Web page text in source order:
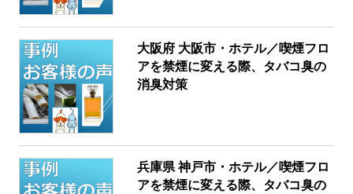
大阪府 大阪市・ホテル／喫煙フロ
アを禁煙に変える際、タバコ臭の
消臭対策
兵庫県 神戸市・ホテル／喫煙フロ
アを禁煙に変える際、タバコ臭の